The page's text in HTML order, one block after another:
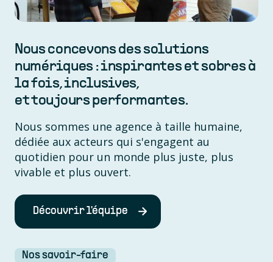
Nous concevons des solutions
numériques : inspirantes et sobres à
la fois, inclusives,
et toujours performantes.
Nous sommes une agence à taille humaine,
dédiée aux acteurs qui s'engagent au
quotidien pour un monde plus juste, plus
vivable et plus ouvert.
Découvrir l'équipe
Nos savoir-faire